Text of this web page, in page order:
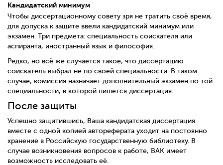
Кандидатский минимум
Чтобы диссертационному совету зря не тратить своё время,
для допуска к защите ввели кандидатский минимум или
экзамен. Три предмета: специальность соискателя или
аспиранта, иностранный язык и философия.
Редко, но всё же случается такое, что диссертацию
соискатель выбрал не по своей специальности. В таком
случае, комиссия назначает дополнительный экзамен по той
специальности, в которой пишется диссертация.
После защиты
Успешно защитившись, Ваша кандидатская диссертация
вместе с одной копией автореферата уходит на постоянно
хранение в Российскую государственную библиотеку. В
случае возникновения вопросов к работе, ВАК имеет
возможность исследовать её.